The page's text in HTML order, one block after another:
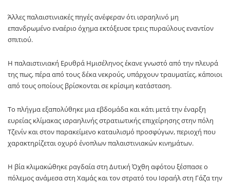
Άλλες παλαιστινιακές πηγές ανέφεραν ότι ισραηλινό μη
επανδρωμένο εναέριο όχημα εκτόξευσε τρεις πυραύλους εναντίον
σπιτιού.
Η παλαιστινιακή Ερυθρά Ημισέληνος έκανε γνωστό από την πλευρά
της πως, πέρα από τους δέκα νεκρούς, υπάρχουν τραυματίες, κάποιοι
από τους οποίους βρίσκονται σε κρίσιμη κατάσταση.
Το πλήγμα εξαπολύθηκε μια εβδομάδα και κάτι μετά την έναρξη
ευρείας κλίμακας ισραηλινής στρατιωτικής επιχείρησης στην πόλη
Τζενίν και στον παρακείμενο καταυλισμό προσφύγων, περιοχή που
χαρακτηρίζεται οχυρό ένοπλων παλαιστινιακών κινημάτων.
Η βία κλιμακώθηκε ραγδαία στη Δυτική Όχθη αφότου ξέσπασε ο
πόλεμος ανάμεσα στη Χαμάς και τον στρατό του Ισραήλ στη Γάζα την